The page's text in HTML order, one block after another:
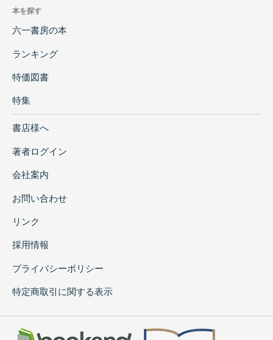
本を探す
六一書房の本
ランキング
特価図書
特集
書店様へ
著者ログイン
会社案内
お問い合わせ
リンク
採用情報
プライバシーポリシー
特定商取引に関する表示